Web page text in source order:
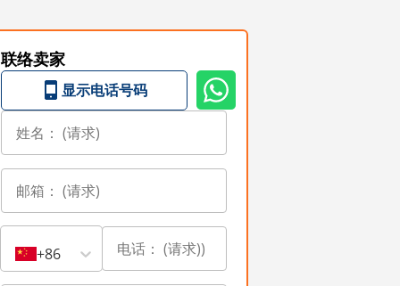
联络卖家
显示电话号码
+86